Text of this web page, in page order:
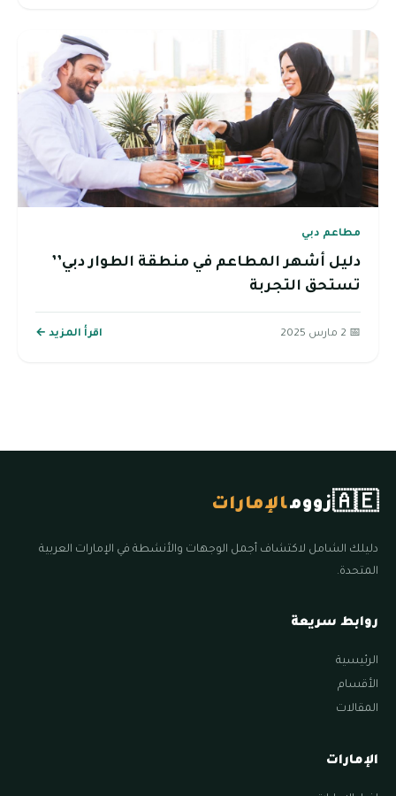
مطاعم دبي
دليل أشهر المطاعم في منطقة الطوار دبي’’
تستحق التجربة
📅 2 مارس 2025 اقرأ المزيد ←
🇦🇪زوومالإمارات
دليلك الشامل لاكتشاف أجمل الوجهات والأنشطة في الإمارات العربية
المتحدة.
روابط سريعة
الرئيسية
الأقسام
المقالات
الإمارات